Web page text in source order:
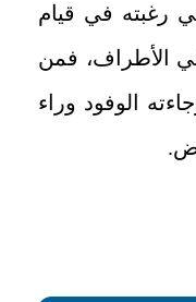
رغبته في قيام
الأطراف، فمن
الوفود وراء
.